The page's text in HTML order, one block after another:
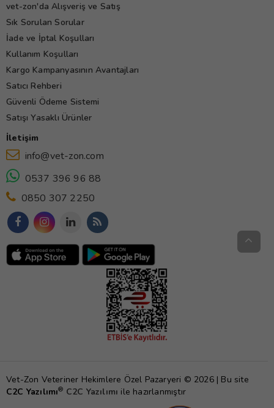
vet-zon'da Alışveriş ve Satış
Sık Sorulan Sorular
İade ve İptal Koşulları
Kullanım Koşulları
Kargo Kampanyasının Avantajları
Satıcı Rehberi
Güvenli Ödeme Sistemi
Satışı Yasaklı Ürünler
İletişim
info@vet-zon.com
0537 396 96 88
0850 307 2250
Vet-Zon Veteriner Hekimlere Özel Pazaryeri © 2026 | Bu site
C2C Yazılımı® C2C Yazılımı ile hazırlanmıştır